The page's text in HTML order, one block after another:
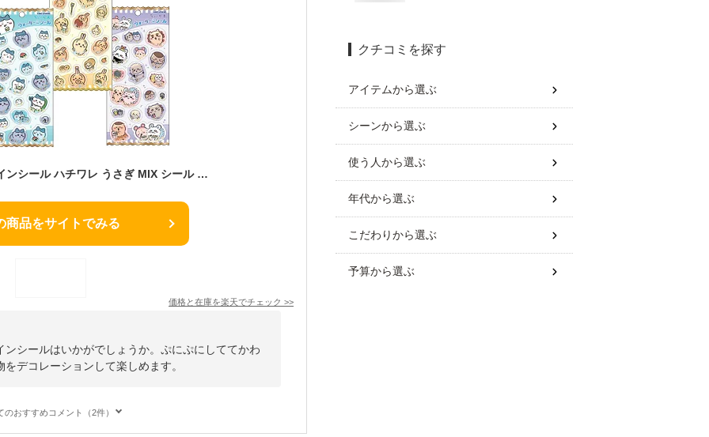
ちいかわ ウォーターインシール ハチワレ うさぎ MIX シール カミオジャパン かわいい 人気 おすすめ 230341 230342 230343 230344
商品をサイトでみる
価格と在庫を楽天でチェック >>
シールはいかがでしょうか。ぷにぷにしててかわ
デコレーションして楽しめます。
のおすすめコメント（2件）
クチコミを探す
アイテムから選ぶ
シーンから選ぶ
使う人から選ぶ
年代から選ぶ
こだわりから選ぶ
予算から選ぶ